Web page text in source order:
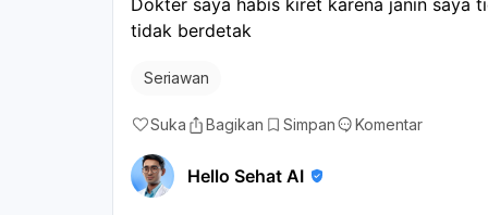
tidak berdetak
Seriawan
Suka Bagikan Simpan Komentar
Hello Sehat AI